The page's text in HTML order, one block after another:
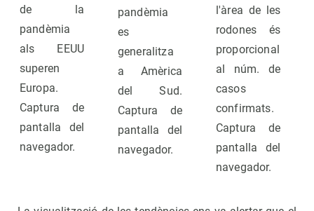
de la
pandèmia
als EEUU
superen
Europa.
Captura de
pantalla del
navegador.
pandèmia
es
generalitza
a Amèrica
del Sud.
Captura de
pantalla del
navegador.
l'àrea de les
rodones és
proporcional
al núm. de
casos
confirmats.
Captura de
pantalla del
navegador.